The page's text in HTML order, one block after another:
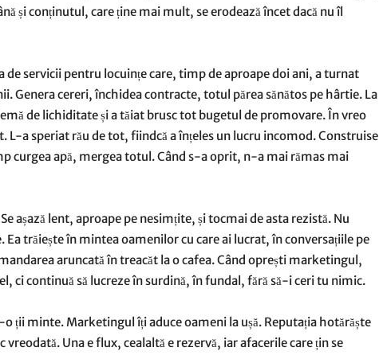
și conținutul, care ține mai mult, se erodează încet dacă nu îl
de servicii pentru locuințe care, timp de aproape doi ani, a turnat
Genera cereri, închidea contracte, totul părea sănătos pe hârtie. La
de lichiditate și a tăiat brusc tot bugetul de promovare. În vreo
L-a speriat rău de tot, fiindcă a înțeles un lucru incomod. Construise
curgea apă, mergea totul. Când s-a oprit, n-a mai rămas mai
așază lent, aproape pe nesimțite, și tocmai de asta rezistă. Nu
trăiește în mintea oamenilor cu care ai lucrat, în conversațiile pe
aruncată în treacăt la o cafea. Când oprești marketingul,
ci continuă să lucreze în surdină, în fundal, fără să-i ceri tu nimic.
ții minte. Marketingul îți aduce oameni la ușă. Reputația hotărăște
vreodată. Una e flux, cealaltă e rezervă, iar afacerile care țin se